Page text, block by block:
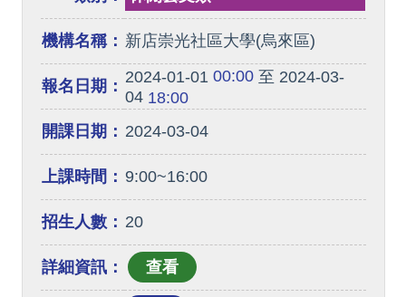
機構名稱： 新店崇光社區大學(烏來區)
報名日期： 2024-01-01 00:00至 2024-03-
0418:00
開課日期： 2024-03-04
上課時間： 9:00~16:00
招生人數： 20
詳細資訊：